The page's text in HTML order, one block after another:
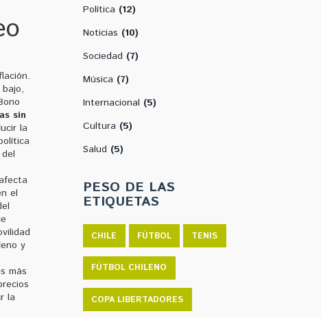
sin
la
el
y
más
la
Política (12)
Noticias (10)
Sociedad (7)
Música (7)
Internacional (5)
Cultura (5)
Salud (5)
PESO DE LAS
ETIQUETAS
CHILE FÚTBOL TENIS
FÚTBOL CHILENO
COPA LIBERTADORES